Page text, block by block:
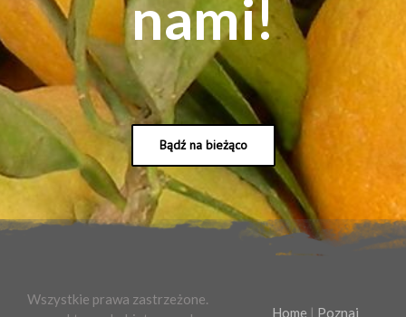
nami!
Bądź na bieżąco
Wszystkie prawa zastrzeżone.
Home | Poznaj